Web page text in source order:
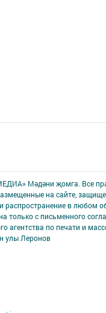
Мәдәни җомга. Все
на сайте,
распространение в любом
только с письменного
агентства по печати и
улы Леронов